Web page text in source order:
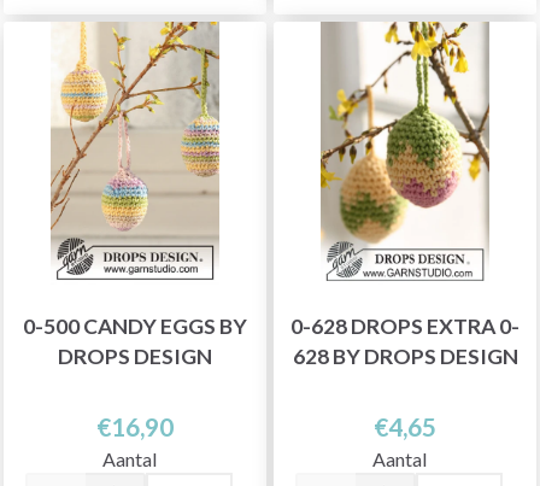
0-500 CANDY EGGS BY
DROPS DESIGN
€16,90
Aantal
0-628 DROPS EXTRA 0-
628 BY DROPS DESIGN
€4,65
Aantal